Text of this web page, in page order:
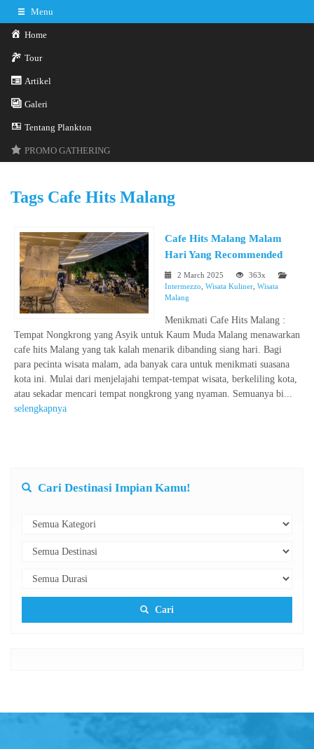
Menu
Home
Tour
Artikel
Galeri
Tentang Plankton
PROMO GATHERING
Tags Cafe Hits Malang
Cafe Hits Malang Malam
Hari Yang Recommended
2 March 2025
363x
Intermezzo Wisata Kuliner Wisata
Malang
Menikmati Cafe Hits Malang :
Tempat Nongkrong yang Asyik untuk Kaum Muda Malang menawarkan
cafe hits Malang yang tak kalah menarik dibanding siang hari. Bagi
para pecinta wisata malam, ada banyak cara untuk menikmati suasana
kota ini. Mulai dari menjelajahi tempat-tempat wisata, berkeliling kota,
atau sekadar mencari tempat nongkrong yang nyaman. Semuanya bi...
selengkapnya
Cari Destinasi Impian Kamu!
Cari